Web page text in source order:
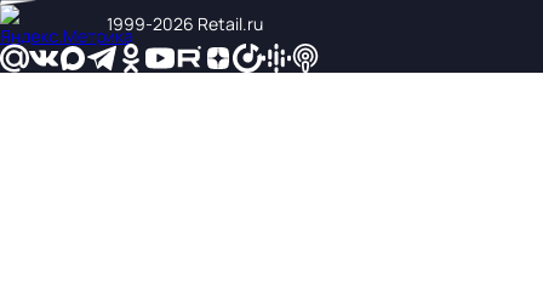
1999‑2026 Retail.ru